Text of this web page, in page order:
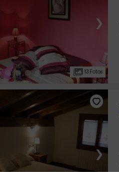
›
13 Fotos
›